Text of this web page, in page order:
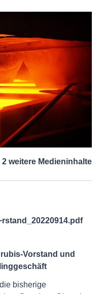
2 weitere Medieninhalte
Vorstand und
bisherige